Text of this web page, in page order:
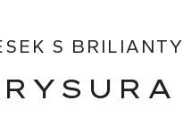
S BRILIANTY